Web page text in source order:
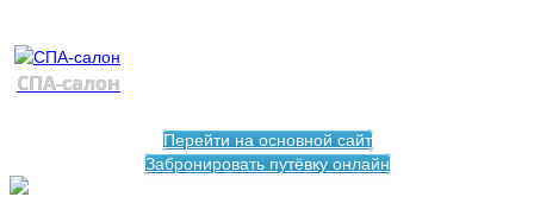
СПА-салон
Перейти на основной сайт
Забронировать путёвку онлайн